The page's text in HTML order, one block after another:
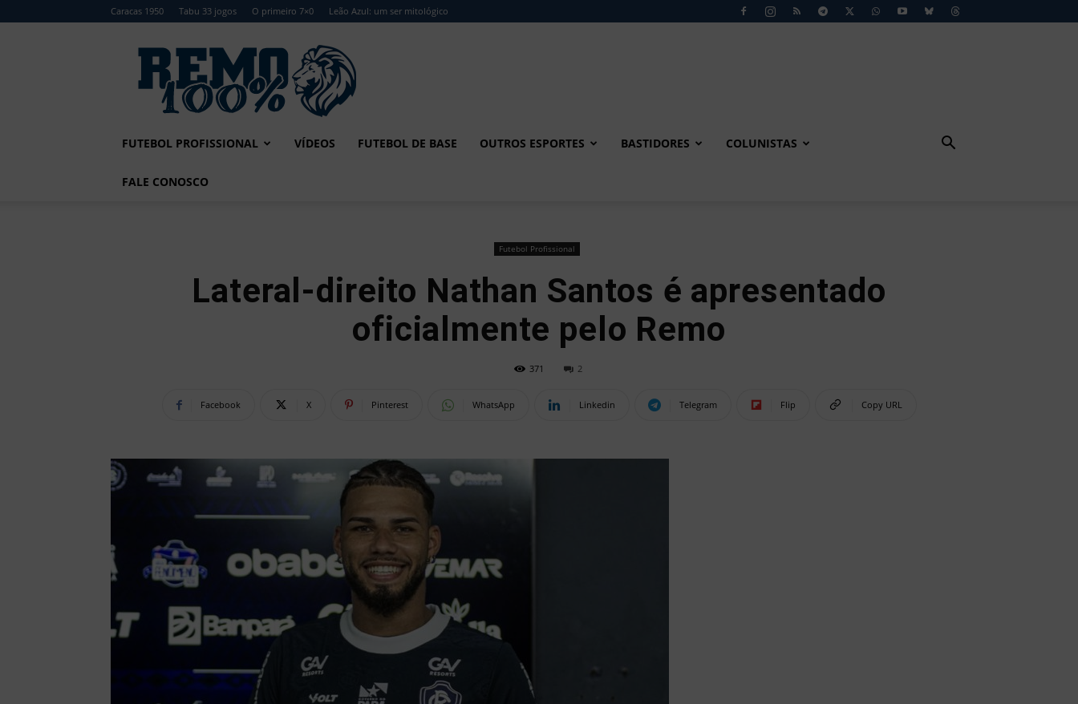
Caracas 1950 Tabu 33 jogos O primeiro 7×0 Leão Azul: um ser mitológico
Remo
FUTEBOL PROFISSIONAL VÍDEOS FUTEBOL DE BASE OUTROS ESPORTES BASTIDORES COLUNISTAS
FALE CONOSCO
Futebol Profissional
Lateral-direito Nathan Santos é apresentado
oficialmente pelo Remo
371 2
Facebook X Pinterest WhatsApp Linkedin Telegram Flip Copy URL